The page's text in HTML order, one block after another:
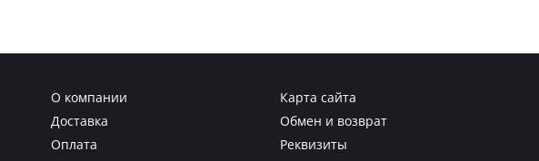
О компании
Доставка
Оплата
Карта сайта
Обмен и возврат
Реквизиты